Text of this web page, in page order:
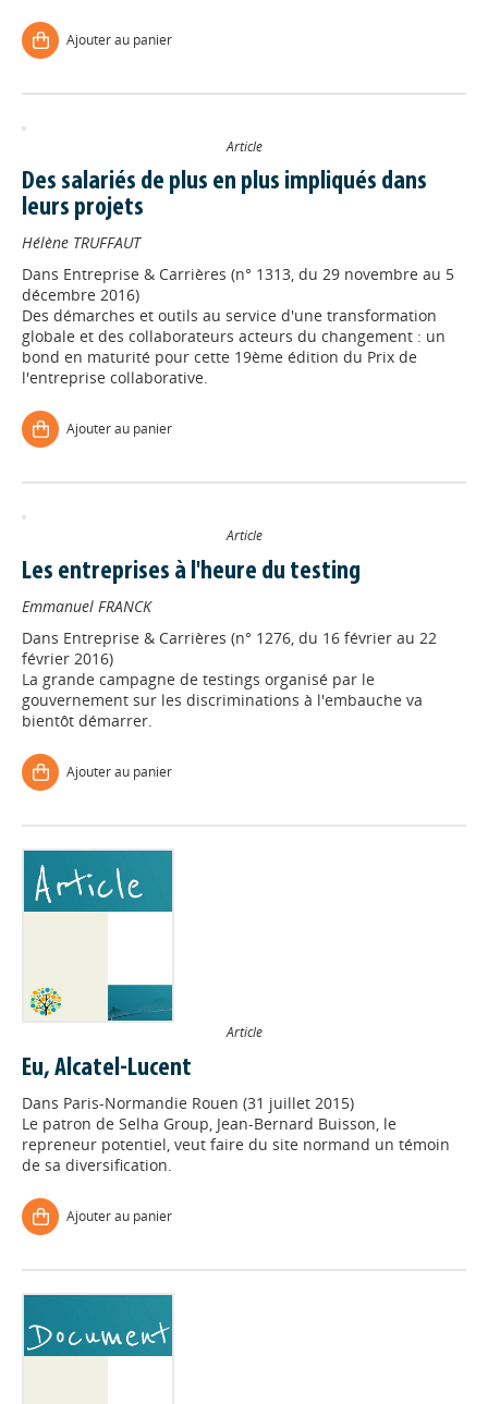
Ajouter au panier
Article
Des salariés de plus en plus impliqués dans
leurs projets
Hélène TRUFFAUT
Dans Entreprise & Carrières (n° 1313, du 29 novembre au 5
décembre 2016)
Des démarches et outils au service d'une transformation
globale et des collaborateurs acteurs du changement : un
bond en maturité pour cette 19ème édition du Prix de
l'entreprise collaborative.
Ajouter au panier
Article
Les entreprises à l'heure du testing
Emmanuel FRANCK
Dans Entreprise & Carrières (n° 1276, du 16 février au 22
février 2016)
La grande campagne de testings organisé par le
gouvernement sur les discriminations à l'embauche va
bientôt démarrer.
Ajouter au panier
Article
Eu, Alcatel-Lucent
Dans Paris-Normandie Rouen (31 juillet 2015)
Le patron de Selha Group, Jean-Bernard Buisson, le
repreneur potentiel, veut faire du site normand un témoin
de sa diversification.
Ajouter au panier